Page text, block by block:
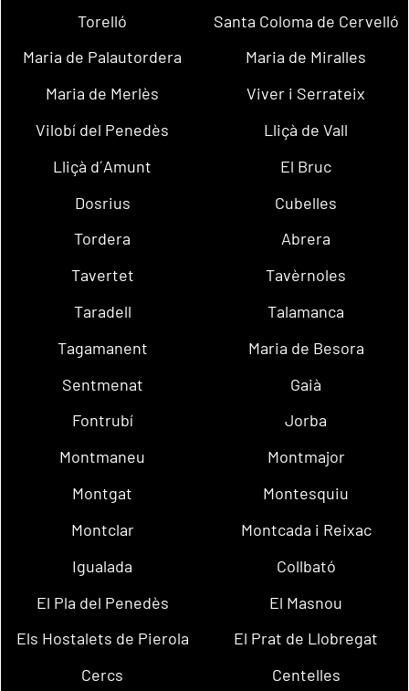
Torelló
Santa Coloma de Cervelló
Maria de Palautordera
Maria de Miralles
Maria de Merlès
Viver i Serrateix
Vilobí del Penedès
Lliçà de Vall
Lliçà d´Amunt
El Bruc
Dosrius
Cubelles
Tordera
Abrera
Tavertet
Tavèrnoles
Taradell
Talamanca
Tagamanent
Maria de Besora
Sentmenat
Gaià
Fontrubí
Jorba
Montmaneu
Montmajor
Montgat
Montesquiu
Montclar
Montcada i Reixac
Igualada
Collbató
El Pla del Penedès
El Masnou
Els Hostalets de Pierola
El Prat de Llobregat
Cercs
Centelles